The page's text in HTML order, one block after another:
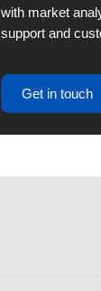
with market
support and
Get in touch